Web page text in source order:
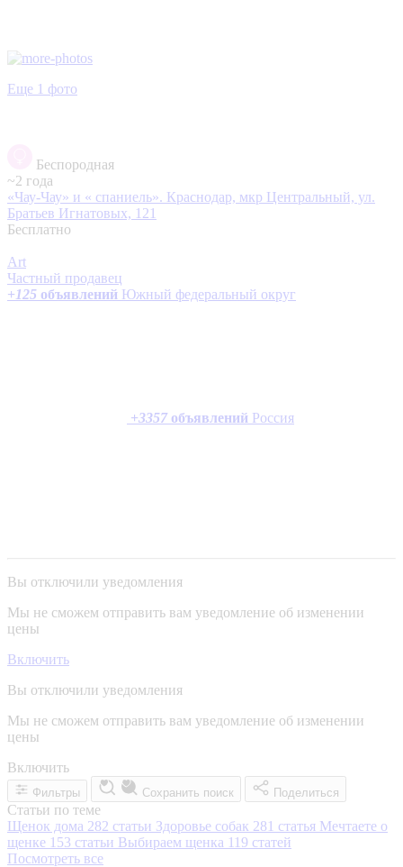
Еще 1 фото
Беспородная
~2 года
«Чау‑Чау» и « спаниель». Краснодар, мкр Центральный, ул.
Братьев Игнатовых, 121
Бесплатно
Art
Частный продавец
+125 объявлений Южный федеральный округ
+3357 объявлений Россия
Вы отключили уведомления
Мы не сможем отправить вам уведомление об изменении
цены
Включить
Вы отключили уведомления
Мы не сможем отправить вам уведомление об изменении
цены
Включить
Фильтры Сохранить поиск Поделиться
Статьи по теме
Щенок дома 282 статьи Здоровье собак 281 статья Мечтаете о
щенке 153 статьи Выбираем щенка 119 статей
Посмотреть все